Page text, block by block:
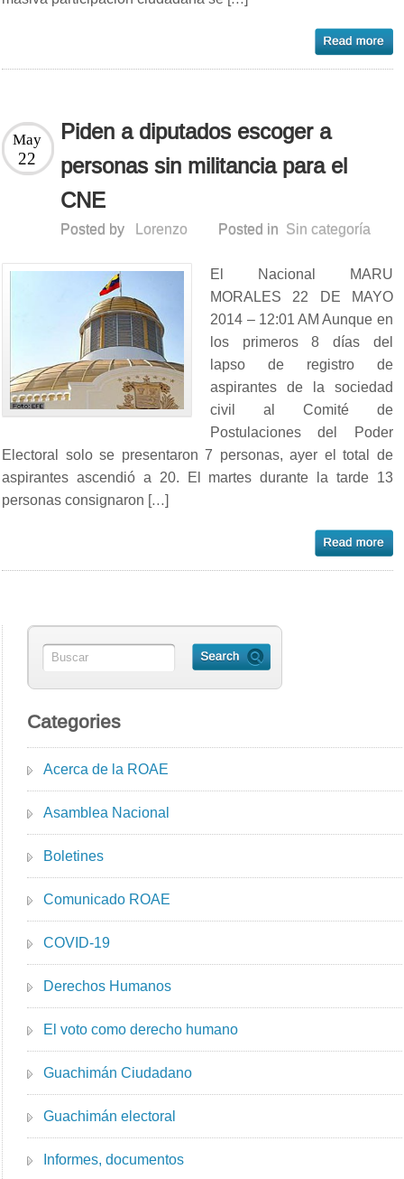
Piden a diputados escoger a
personas sin militancia para el
CNE
May
22
Posted by Lorenzo Posted in Sin categoría
El Nacional MARU
MORALES 22 DE MAYO
2014 – 12:01 AM Aunque en
los primeros 8 días del
lapso de registro de
aspirantes de la sociedad
civil al Comité de
Postulaciones del Poder
Electoral solo se presentaron 7 personas, ayer el total de
aspirantes ascendió a 20. El martes durante la tarde 13
personas consignaron […]
Categories
Acerca de la ROAE
Asamblea Nacional
Boletines
Comunicado ROAE
COVID-19
Derechos Humanos
El voto como derecho humano
Guachimán Ciudadano
Guachimán electoral
Informes, documentos